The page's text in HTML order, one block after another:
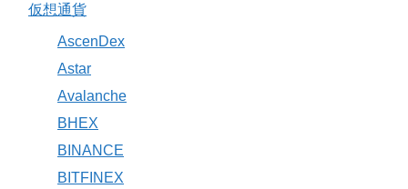
仮想通貨
AscenDex
Astar
Avalanche
BHEX
BINANCE
BITFINEX